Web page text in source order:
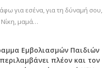
για εσένα, για τη δύναμή σου,
μαμά…
Εμβολιασμών Παιδιών
πλέον και τον